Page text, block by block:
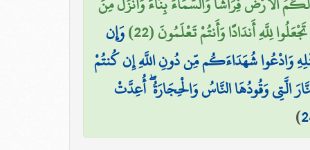
لِلَّهِ أَندَادًا وَأَنتُمْ تَعْلَمُونَ (22)
وَإِن
وَادْعُوا شُهَدَاءَكُم مِّن دُونِ اللَّهِ إِن كُنتُمْ
الَّتِي وَقُودُهَا النَّاسُ وَالْحِجَارَةُ ۖ أُعِدَّتْ
)